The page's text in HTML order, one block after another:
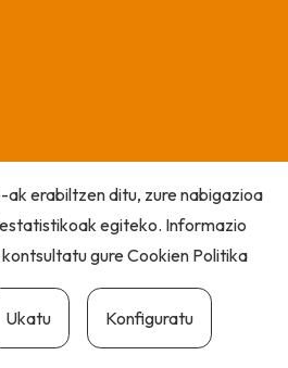
erabiltzen ditu, zure nabigazioa
egiteko. Informazio
gureCookien Politika
Ukatu Konfiguratu